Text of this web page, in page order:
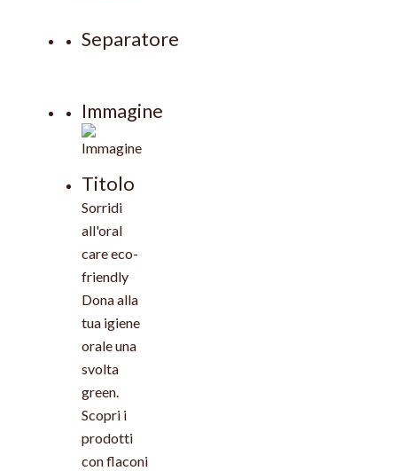
Separatore
Immagine
Titolo
Sorridi
all'oral
care eco-
friendly
Dona alla
tua igiene
orale una
svolta
green.
Scopri i
prodotti
con flaconi